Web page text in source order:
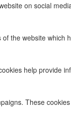
on social
the website
help provide
These